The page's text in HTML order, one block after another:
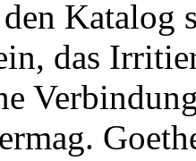
Katalog
das